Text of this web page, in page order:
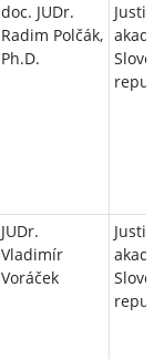
doc. JUDr.
Radim Polčák,
Ph.D.
JUDr.
Vladimír
Voráček